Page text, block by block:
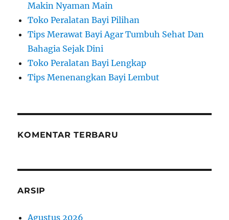
Makin Nyaman Main
Toko Peralatan Bayi Pilihan
Tips Merawat Bayi Agar Tumbuh Sehat Dan
Bahagia Sejak Dini
Toko Peralatan Bayi Lengkap
Tips Menenangkan Bayi Lembut
KOMENTAR TERBARU
ARSIP
Agustus 2026